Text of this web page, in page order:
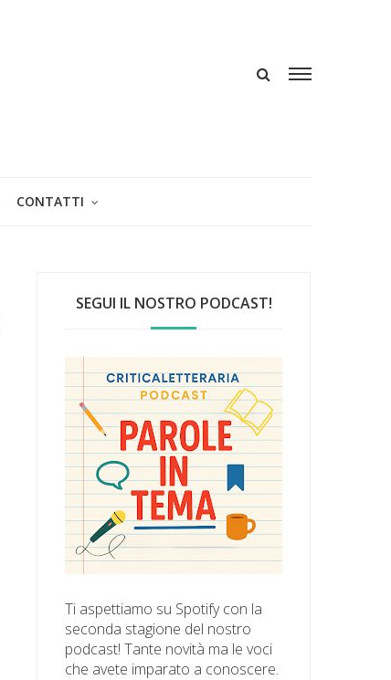
CONTATTI
SEGUI IL NOSTRO PODCAST!
Ti aspettiamo su Spotify con la
seconda stagione del nostro
podcast! Tante novità ma le voci
che avete imparato a conoscere.